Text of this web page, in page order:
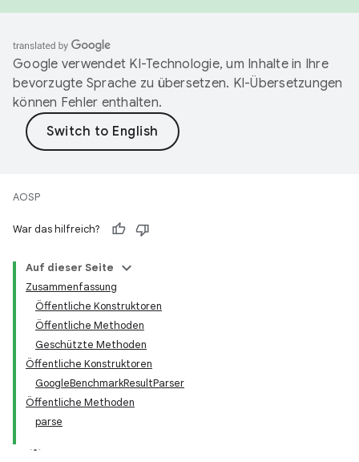
Google verwendet KI-Technologie, um Inhalte in Ihre
bevorzugte Sprache zu übersetzen. KI-Übersetzungen
können Fehler enthalten.
AOSP
War das hilfreich?
Auf dieser Seite
Zusammenfassung
Öffentliche Konstruktoren
Öffentliche Methoden
Geschützte Methoden
Öffentliche Konstruktoren
GoogleBenchmarkResultParser
Öffentliche Methoden
parse